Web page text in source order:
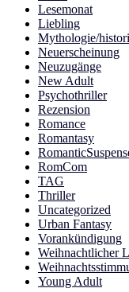
Lesemonat
Liebling
Mythologie/
Neuerscheinung
Neuzugänge
New Adult
Psychothriller
Rezension
Romance
Romantasy
RomCom
TAG
Thriller
Uncategorized
Urban Fantasy
Vorankündigung
Weihnachtlicher
Young Adult